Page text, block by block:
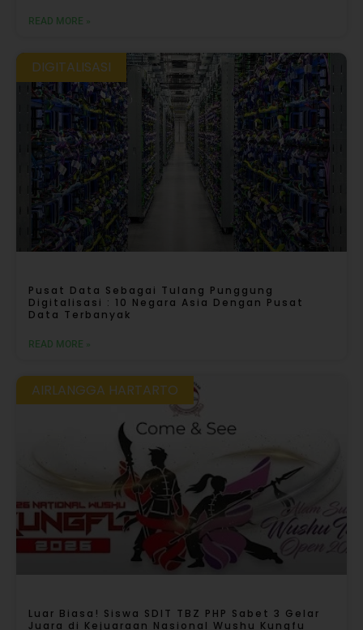
READ MORE »
DIGITALISASI
Pusat Data Sebagai Tulang Punggung
Digitalisasi : 10 Negara Asia Dengan Pusat
Data Terbanyak
READ MORE »
AIRLANGGA HARTARTO
Luar Biasa! Siswa SDIT TBZ PHP Sabet 3 Gelar
Juara di Kejuaraan Nasional Wushu Kungfu